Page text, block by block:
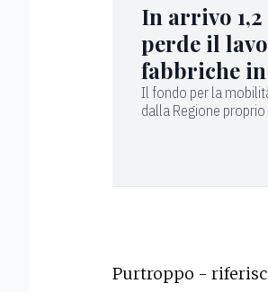
In arrivo
perde il
fabbriche
Il fondo per la
dalla Regione
Purtroppo -